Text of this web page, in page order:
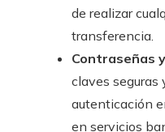
de realizar
transferencia.
Contraseñas
claves seguras
autenticación
en servicios